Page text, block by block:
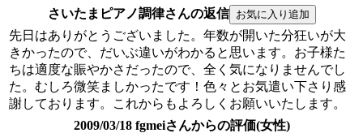
さいたまピアノ調律さんの返信
先日はありがとうございました。年数が開いた分狂いが大
きかったので、だいぶ違いがわかると思います。お子様た
ちは適度な賑やかさだったので、全く気になりませんでし
た。むしろ微笑ましかったです！色々とお気遣い下さり感
謝しております。これからもよろしくお願いいたします。
2009/03/18 fgmeiさんからの評価(女性)